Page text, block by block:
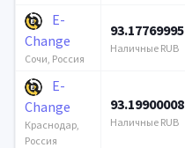
E-
Change
Сочи, Россия
93.17769995
Наличные RUB
E-
Change
Краснодар,
Россия
93.19900008
Наличные RUB